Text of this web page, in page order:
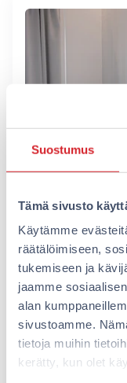
Suostumus
Tämä sivusto
Käytämme
räätälöimiseen,
tukemiseen ja
jaamme
alan
sivustoamme.
tietoja muihin
kerätty, kun olet
Omenalla
uutta
Haastavan
Hotels -ketjulla
avaamme
alussa.